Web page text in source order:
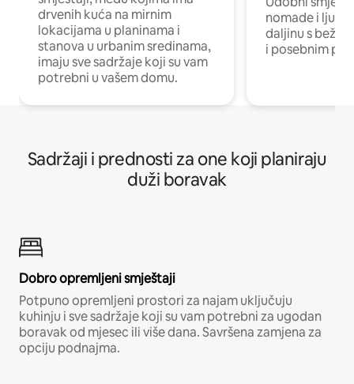
drvenih kuća na mirnim
lokacijama u planinama i
stanova u urbanim sredinama,
imaju sve sadržaje koji su vam
potrebni u vašem domu.
nomade i ljude
daljinu s
i posebnim
Sadržaji i prednosti za one koji planiraju
duži boravak
Dobro opremljeni smještaji
Potpuno opremljeni prostori za najam uključuju
kuhinju i sve sadržaje koji su vam potrebni za ugodan
boravak od mjesec ili više dana. Savršena zamjena za
opciju podnajma.